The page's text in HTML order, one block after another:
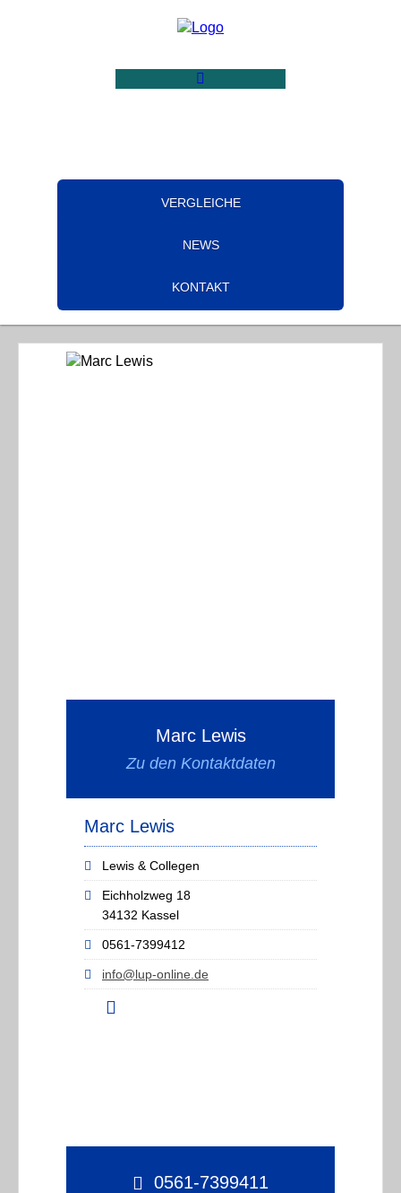
VERGLEICHE
NEWS
KONTAKT
Marc Lewis
Zu den Kontaktdaten
Marc Lewis
Lewis & Collegen
Eichholzweg 18
34132 Kassel
0561-7399412
info@lup-online.de
0561-7399411